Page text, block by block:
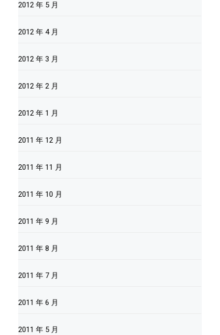
2012 年 5 月
2012 年 4 月
2012 年 3 月
2012 年 2 月
2012 年 1 月
2011 年 12 月
2011 年 11 月
2011 年 10 月
2011 年 9 月
2011 年 8 月
2011 年 7 月
2011 年 6 月
2011 年 5 月